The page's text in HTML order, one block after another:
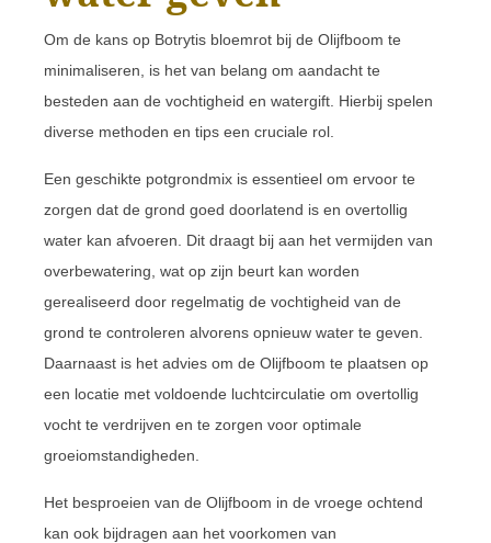
Om de kans op Botrytis bloemrot bij de Olijfboom te
minimaliseren, is het van belang om aandacht te
besteden aan de vochtigheid en watergift. Hierbij spelen
diverse methoden en tips een cruciale rol.
Een geschikte potgrondmix is essentieel om ervoor te
zorgen dat de grond goed doorlatend is en overtollig
water kan afvoeren. Dit draagt bij aan het vermijden van
overbewatering, wat op zijn beurt kan worden
gerealiseerd door regelmatig de vochtigheid van de
grond te controleren alvorens opnieuw water te geven.
Daarnaast is het advies om de Olijfboom te plaatsen op
een locatie met voldoende luchtcirculatie om overtollig
vocht te verdrijven en te zorgen voor optimale
groeiomstandigheden.
Het besproeien van de Olijfboom in de vroege ochtend
kan ook bijdragen aan het voorkomen van